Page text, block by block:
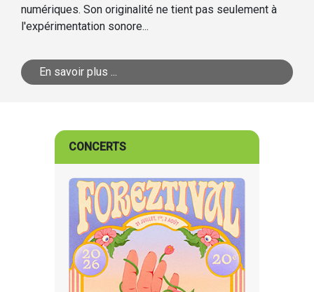
numériques. Son originalité ne tient pas seulement à
l'expérimentation sonore...
En savoir plus ...
CONCERTS